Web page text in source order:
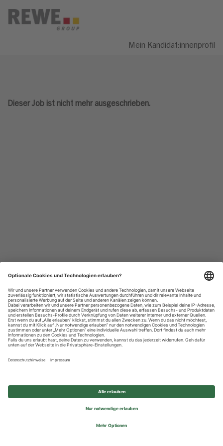
Mein Kandidat:innenprofil
Dieser Job ist nicht mehr ausgeschrieben.
Datenschutzhinweise
Impressum
Privatsphäre-Einstellungen
© 2026 REWE Group - All rights reserved